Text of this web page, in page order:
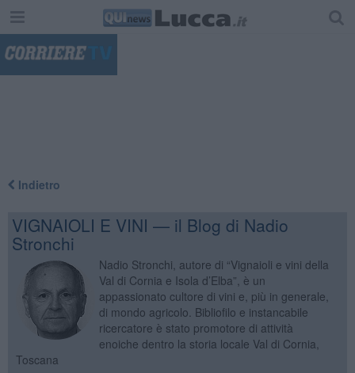
Indietro
VIGNAIOLI E VINI — il Blog di Nadio
Stronchi
Nadio Stronchi, autore di “Vignaioli e vini della
Val di Cornia e Isola d’Elba”, è un
appassionato cultore di vini e, più in generale,
di mondo agricolo. Bibliofilo e instancabile
ricercatore è stato promotore di attività
enoiche dentro la storia locale Val di Cornia,
Toscana